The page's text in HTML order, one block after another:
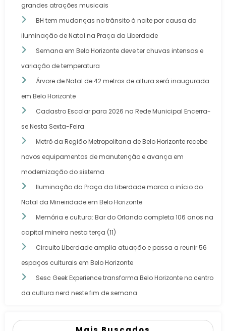
grandes atrações musicais
BH tem mudanças no trânsito à noite por causa da
iluminação de Natal na Praça da Liberdade
Semana em Belo Horizonte deve ter chuvas intensas e
variação de temperatura
Árvore de Natal de 42 metros de altura será inaugurada
em Belo Horizonte
Cadastro Escolar para 2026 na Rede Municipal Encerra-
se Nesta Sexta-Feira
Metrô da Região Metropolitana de Belo Horizonte recebe
novos equipamentos de manutenção e avança em
modernização do sistema
Iluminação da Praça da Liberdade marca o início do
Natal da Mineiridade em Belo Horizonte
Memória e cultura: Bar do Orlando completa 106 anos na
capital mineira nesta terça (11)
Circuito Liberdade amplia atuação e passa a reunir 56
espaços culturais em Belo Horizonte
Sesc Geek Experience transforma Belo Horizonte no centro
da cultura nerd neste fim de semana